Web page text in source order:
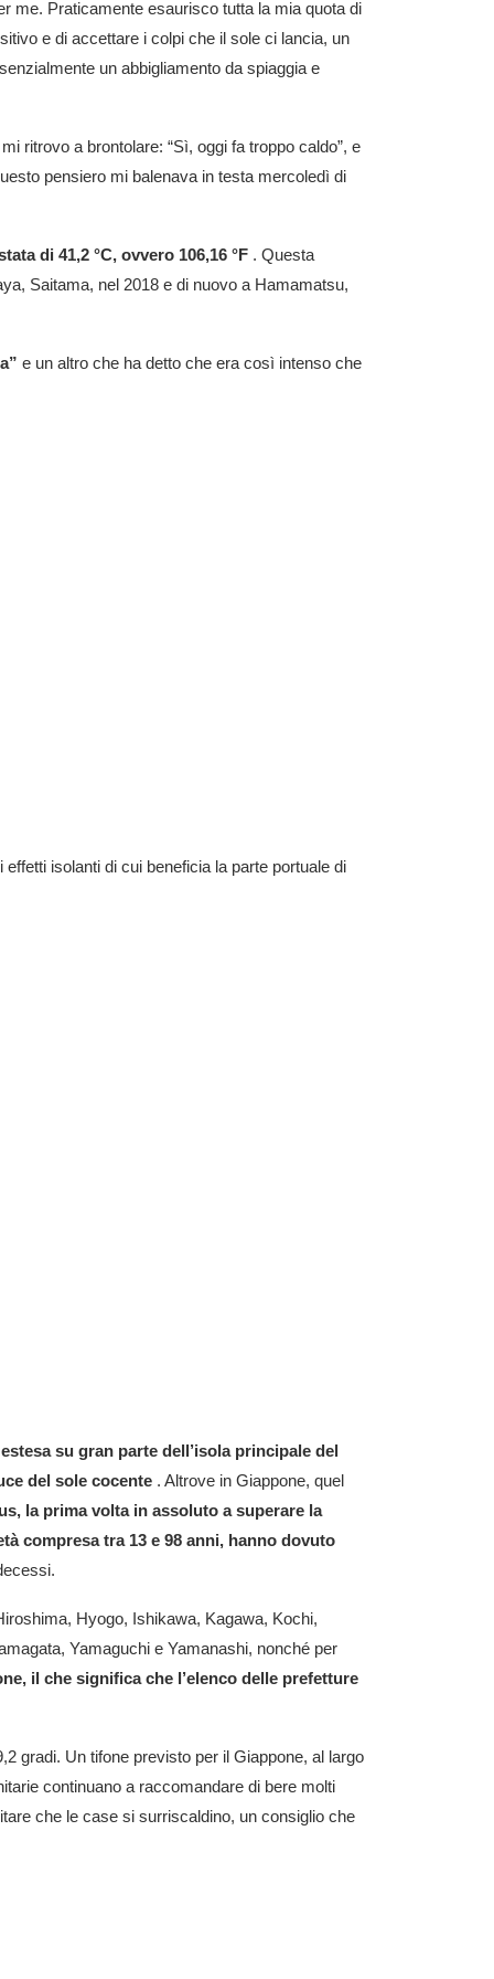
me. Praticamente esaurisco tutta la mia quota di
e di accettare i colpi che il sole ci lancia, un
un abbigliamento da spiaggia e
ritrovo a brontolare: “Sì, oggi fa troppo caldo”, e
pensiero mi balenava in testa mercoledì di
di 41,2 °C, ovvero 106,16 °F . Questa
Saitama, nel 2018 e di nuovo a Hamamatsu,
e un altro che ha detto che era così intenso che
isolanti di cui beneficia la parte portuale di
su gran parte dell’isola principale del
del sole cocente . Altrove in Giappone, quel
la prima volta in assoluto a superare la
compresa tra 13 e 98 anni, hanno dovuto
Hyogo, Ishikawa, Kagawa, Kochi,
Yamaguchi e Yamanashi, nonché per
il che significa che l’elenco delle prefetture
gradi. Un tifone previsto per il Giappone, al largo
continuano a raccomandare di bere molti
che le case si surriscaldino, un consiglio che